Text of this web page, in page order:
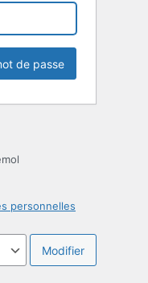
personnelles